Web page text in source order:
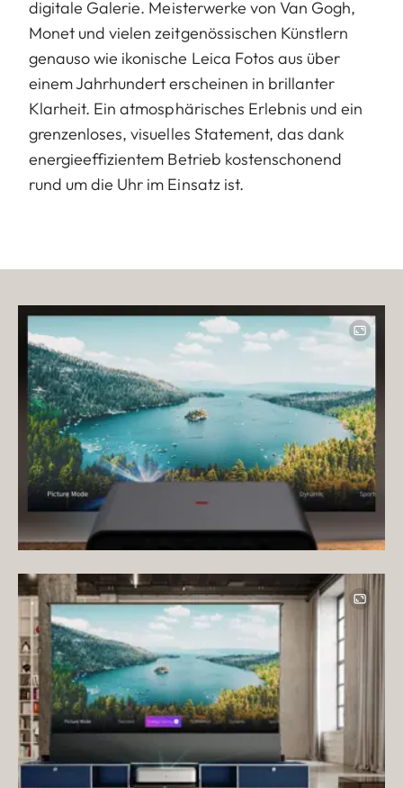
digitale Galerie. Meisterwerke von Van Gogh,
Monet und vielen zeitgenössischen Künstlern
genauso wie ikonische Leica Fotos aus über
einem Jahrhundert erscheinen in brillanter
Klarheit. Ein atmosphärisches Erlebnis und ein
grenzenloses, visuelles Statement, das dank
energieeffizientem Betrieb kostenschonend
rund um die Uhr im Einsatz ist.
Image